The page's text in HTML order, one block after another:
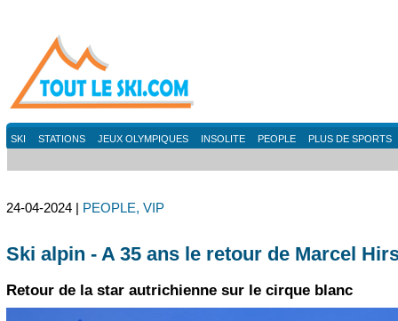
SKI STATIONS JEUX OLYMPIQUES INSOLITE PEOPLE PLUS DE SPORTS
24-04-2024 | PEOPLE, VIP
Ski alpin - A 35 ans le retour de Marcel
Retour de la star autrichienne sur le cirque blanc